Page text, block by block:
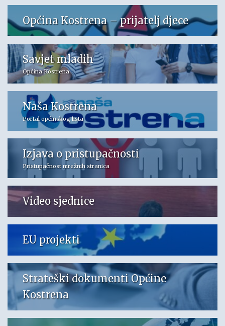
Općina Kostrena – prijatelj djece
Savjet mladih
Općina Kostrena
Naša Kostrena
Portal općinskog lista
Izjava o pristupačnosti
Pristupačnost mrežnih stranica
Video sjednice
EU projekti
Strateški dokumenti Općine
Kostrena